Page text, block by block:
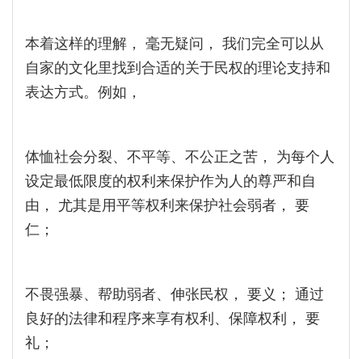
本着这样的理解， 毫无疑问， 我们完全可以从
自家的文化里找到合适的关于民权的理论支持和
表达方式。例如，
体恤社会分裂、不平等、不公正之苦， 为每个人
设定最低限度的权利来保护作为人的尊严和自
由， 尤其是用平等权利来保护社会弱者， 要
仁；
不畏强暴、帮助弱者、伸张民权， 要义； 通过
良好的法律和程序来享有权利、保障权利， 要
礼；